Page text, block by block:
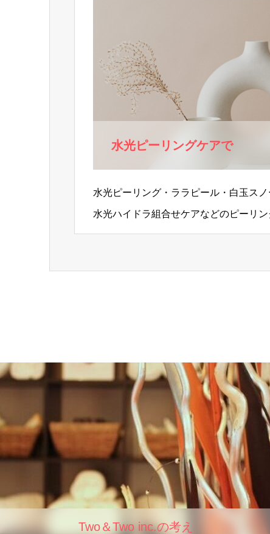
水光ピーリングケアで
水光ピーリング・ララピール・白玉ス
水光ハイドラ組合せケアなどのピーリ
ー…
Two＆Two inc.の考え